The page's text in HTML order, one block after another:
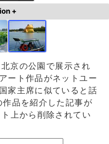
+
京の公園で展示され
ート作品がネットユー
家主席に似ていると話
品を紹介した記事が
上から削除されてい